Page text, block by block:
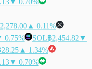
▲ 0.11%
0.75% SOL฿2,454.82 ▼
▲ 1.34%
▼ 0.70%